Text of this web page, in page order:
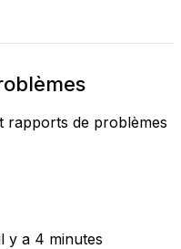
rapports de problèmes
y a 4 minutes